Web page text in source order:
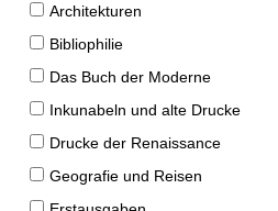
Architekturen
Bibliophilie
Das Buch der Moderne
Inkunabeln und alte Drucke
Drucke der Renaissance
Geografie und Reisen